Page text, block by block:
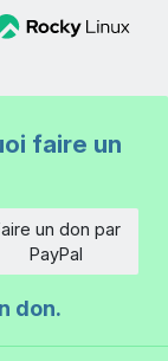
faire un
un don par
PayPal
don.